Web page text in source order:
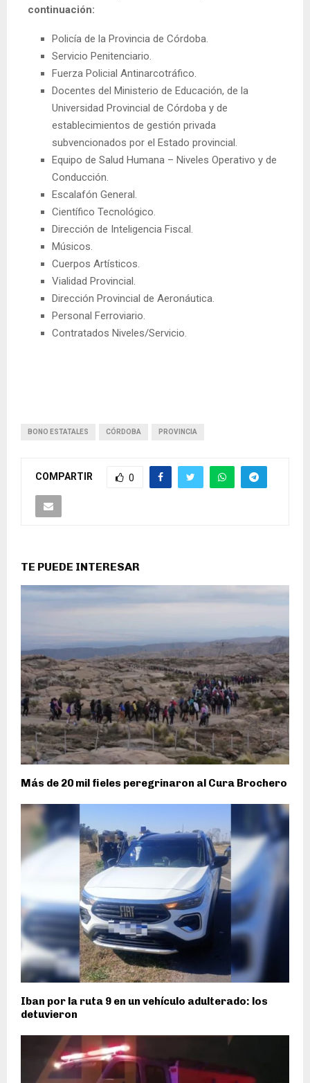
continuación:
Policía de la Provincia de Córdoba.
Servicio Penitenciario.
Fuerza Policial Antinarcotráfico.
Docentes del Ministerio de Educación, de la
Universidad Provincial de Córdoba y de
establecimientos de gestión privada
subvencionados por el Estado provincial.
Equipo de Salud Humana – Niveles Operativo y de
Conducción.
Escalafón General.
Científico Tecnológico.
Dirección de Inteligencia Fiscal.
Músicos.
Cuerpos Artísticos.
Vialidad Provincial.
Dirección Provincial de Aeronáutica.
Personal Ferroviario.
Contratados Niveles/Servicio.
BONO ESTATALES CÓRDOBA PROVINCIA
COMPARTIR 0
TE PUEDE INTERESAR
Más de 20 mil fieles peregrinaron al Cura Brochero
Iban por la ruta 9 en un vehículo adulterado: los
detuvieron